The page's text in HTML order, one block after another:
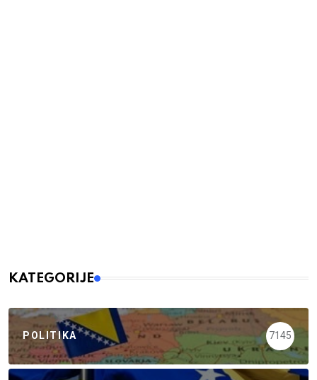
KATEGORIJE
POLITIKA 7145